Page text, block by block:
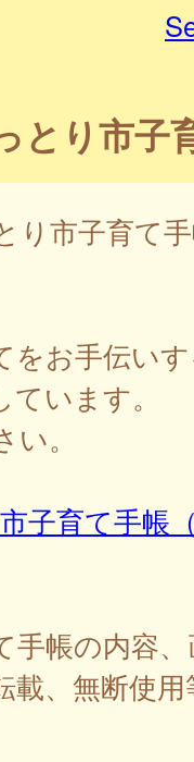
とり市子
り市子育て
をお手伝い
います。
。
子育て手帳
帳の内容、
載、無断使